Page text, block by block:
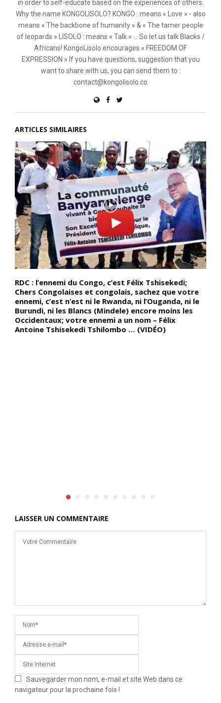
in order to self-educate based on the experiences of others.
Why the name KONGOLISOLO? KONGO : means « Love » - also
means « The backbone of humanity » & « The tamer people
of leopards » LISOLO : means « Talk » ... So let us talk Blacks /
Africans! KongoLisolo encourages « FREEDOM OF
EXPRESSION » If you have questions, suggestion that you
want to share with us, you can send them to :
contact@kongolisolo.co
ARTICLES SIMILAIRES
RDC : l’ennemi du Congo, c’est Félix Tshisekedi;
Chers Congolaises et congolais, sachez que votre
ennemi, c’est n’est ni le Rwanda, ni l’Ouganda, ni le
Burundi, ni les Blancs (Mindele) encore moins les
Occidentaux; votre ennemi a un nom – Félix
Antoine Tshisekedi Tshilombo … (VIDÉO)
LAISSER UN COMMENTAIRE
Sauvegarder mon nom, e-mail et site Web dans ce
navigateur pour la prochaine fois !